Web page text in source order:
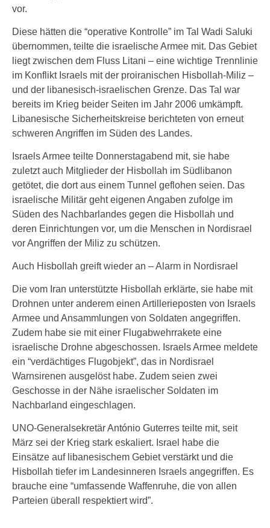
vor.
Diese hätten die “operative Kontrolle” im Tal Wadi Saluki
übernommen, teilte die israelische Armee mit. Das Gebiet
liegt zwischen dem Fluss Litani – eine wichtige Trennlinie
im Konflikt Israels mit der proiranischen Hisbollah-Miliz –
und der libanesisch-israelischen Grenze. Das Tal war
bereits im Krieg beider Seiten im Jahr 2006 umkämpft.
Libanesische Sicherheitskreise berichteten von erneut
schweren Angriffen im Süden des Landes.
Israels Armee teilte Donnerstagabend mit, sie habe
zuletzt auch Mitglieder der Hisbollah im Südlibanon
getötet, die dort aus einem Tunnel geflohen seien. Das
israelische Militär geht eigenen Angaben zufolge im
Süden des Nachbarlandes gegen die Hisbollah und
deren Einrichtungen vor, um die Menschen in Nordisrael
vor Angriffen der Miliz zu schützen.
Auch Hisbollah greift wieder an – Alarm in Nordisrael
Die vom Iran unterstützte Hisbollah erklärte, sie habe mit
Drohnen unter anderem einen Artillerieposten von Israels
Armee und Ansammlungen von Soldaten angegriffen.
Zudem habe sie mit einer Flugabwehrrakete eine
israelische Drohne abgeschossen. Israels Armee meldete
ein “verdächtiges Flugobjekt”, das in Nordisrael
Warnsirenen ausgelöst habe. Zudem seien zwei
Geschosse in der Nähe israelischer Soldaten im
Nachbarland eingeschlagen.
UNO-Generalsekretär António Guterres teilte mit, seit
März sei der Krieg stark eskaliert. Israel habe die
Einsätze auf libanesischem Gebiet verstärkt und die
Hisbollah tiefer im Landesinneren Israels angegriffen. Es
brauche eine “umfassende Waffenruhe, die von allen
Parteien überall respektiert wird”.